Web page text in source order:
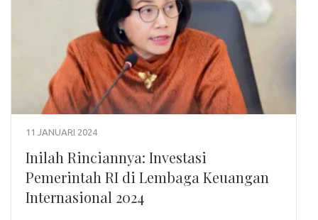
11 JANUARI 2024
Inilah Rinciannya: Investasi
Pemerintah RI di Lembaga Keuangan
Internasional 2024